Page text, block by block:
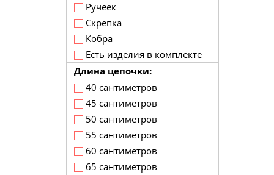
Ручеек
Скрепка
Кобра
Есть изделия в комплекте
Длина цепочки:
40 сантиметров
45 сантиметров
50 сантиметров
55 сантиметров
60 сантиметров
65 сантиметров